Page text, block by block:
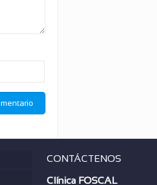
CONTÁCTENOS
Clínica FOSCAL